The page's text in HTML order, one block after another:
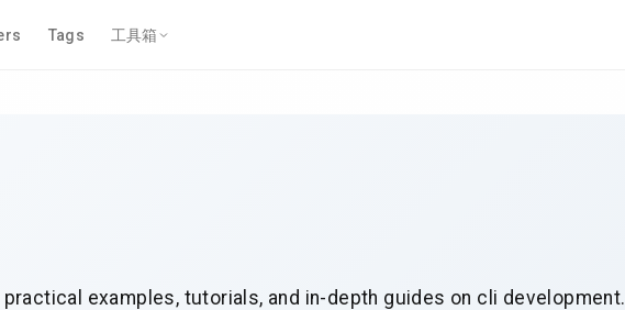
Tags 工具箱
examples, tutorials, and in-depth guides on cli development.